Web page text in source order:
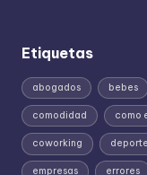
Etiquetas
abogados bebes
comodidad como
coworking
empresas errores